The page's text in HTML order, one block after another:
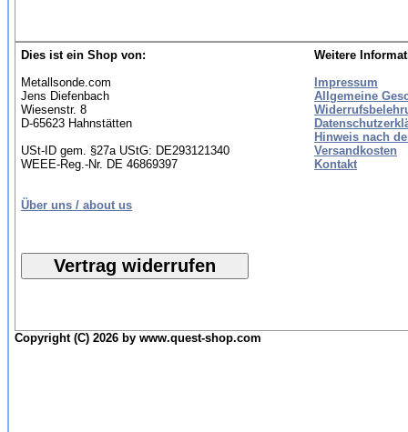
Dies ist ein Shop von:
Metallsonde.com
Jens Diefenbach
Wiesenstr. 8
D-65623 Hahnstätten
USt-ID gem. §27a UStG: DE293121340
WEEE-Reg.-Nr. DE 46869397
Über uns / about us
Weitere
Impressum
Allgemeine
Hinweis nach
Versandkosten
Kontakt
Copyright (C) 2026 by www.quest-shop.com